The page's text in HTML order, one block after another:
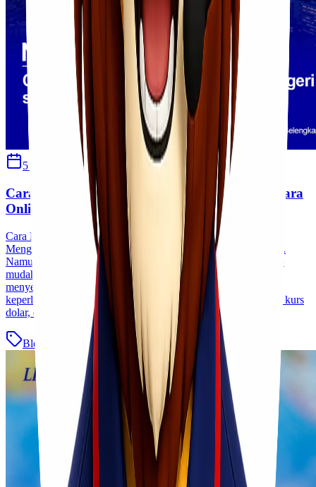
5 April 2022 Habibah Auni
Cara Mudah Kirim Barang Ke Luar Negeri Secara
Online
Cara Mudah Kirim Barang Ke Luar Negeri Secara Online
Mengirim paket ke luar negeri sepertinya sulit dan merepotkan.
Namun ternyata saat ini pengiriman paket ke luar negeri cukup
mudah dan cepat, bisa memakan waktu sehari untuk
menyelesaikannya! Diperlukan syarat-syarat tertentu untuk
keperluan bea dan cukai, seperti mengisi formulir, menghitung kurs
dolar, dokumen untuk lulus [&hellip;]
Blog Baca Selengkapnya